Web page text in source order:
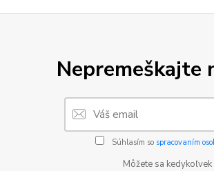
Nepremeškajte
Súhlasím so spracovaním
Môžete sa